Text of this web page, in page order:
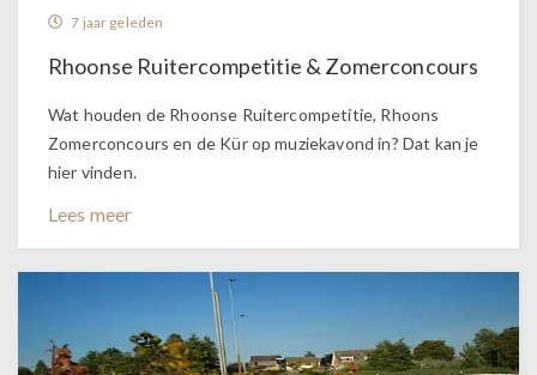
7 jaar geleden
Rhoonse Ruitercompetitie & Zomerconcours
Wat houden de Rhoonse Ruitercompetitie, Rhoons
Zomerconcours en de Kür op muziekavond in? Dat kan je
hier vinden.
Lees meer